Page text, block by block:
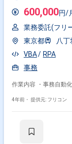
600,000円/
業務委託(フリ
東京都
八丁
VBA
RPA
事務
作業内容 ・事務自動
4年前・ 提供元: フリコン